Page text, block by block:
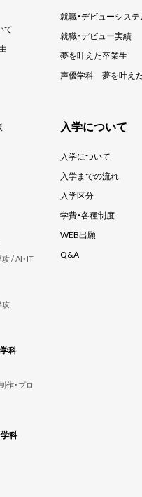
て
/ AI・IT
攻
科
作・プロ
科
就職・デビューシステ
就職・デビュー実績
夢を叶えた卒業生
声優学科 夢を叶え
入学について
入学について
入学までの流れ
入学区分
学費・各種制度
WEB出願
Q&A